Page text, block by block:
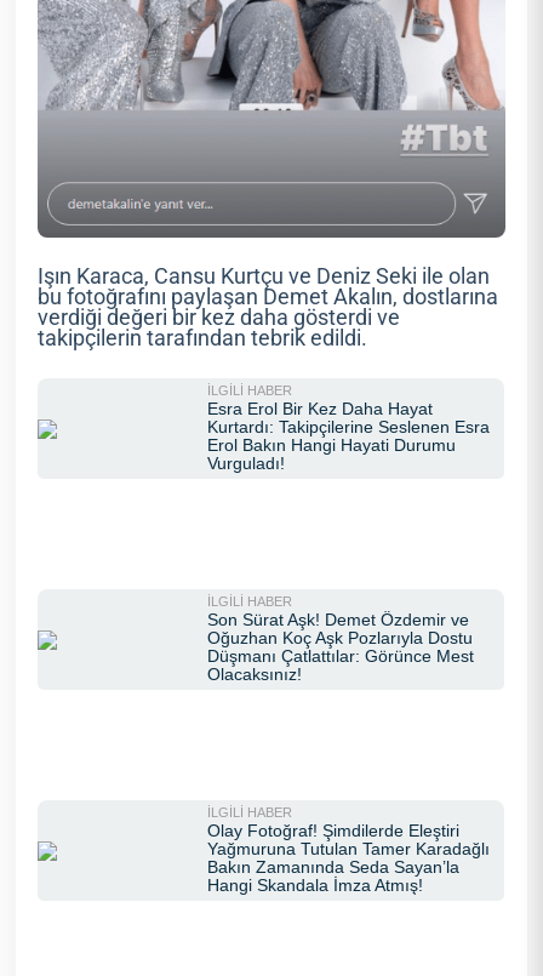
Işın Karaca, Cansu Kurtçu ve Deniz Seki ile olan
bu fotoğrafını paylaşan Demet Akalın, dostlarına
verdiği değeri bir kez daha gösterdi ve
takipçilerin tarafından tebrik edildi.